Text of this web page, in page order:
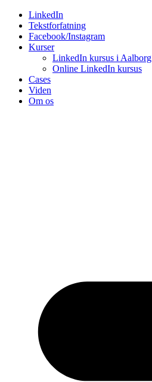
Videre
indhold
LinkedIn
Tekstforfatning
Facebook/Instagram
Kurser
LinkedIn kursus i Aalborg
Online LinkedIn kursus
Cases
Viden
Om os